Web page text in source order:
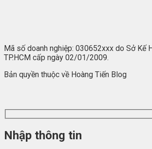
Mã số doanh nghiệp: 030652xxx do Sở Kế
TP.HCM cấp ngày 02/01/2009.
Bản quyền thuộc về Hoàng Tiến Blog
Nhập thông tin